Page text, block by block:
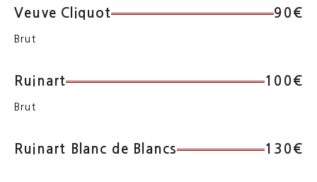
Veuve Cliquot 90€
Brut
Ruinart 100€
Brut
Ruinart Blanc de Blancs 130€